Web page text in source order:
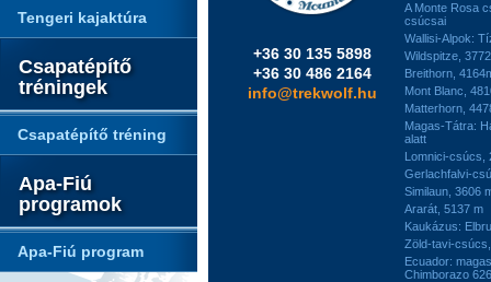
Tengeri kajaktúra
Csapatépítő
tréningek
Csapatépítő tréning
Apa-Fiú
programok
Apa-Fiú program
+36 30 135 5898
+36 30 486 2164
info@trekwolf.hu
A Monte Rosa
csúcsai
Wallisi-Alpok:
Wildspitze,
Breithorn,
Mont Blanc,
Matterhorn,
Magas-Tátra:
alatt
Lomnici-csúcs,
Gerlachfalvi-
Similaun, 3606
Ararát, 5137 m
Kaukázus:
Zöld-tavi-
Ecuador:
Chimborazo